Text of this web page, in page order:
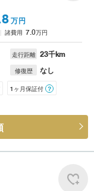
万円
諸費用 7.0万円
走行距離 23千km
修復歴 なし
1ヶ月保証付 ？